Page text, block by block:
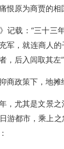
恨原为商贾的相
》记载：“三十
军，就连商人
，后入闾取其左”
商政策下，地摊
，尤其是文景之
游都市，乘上